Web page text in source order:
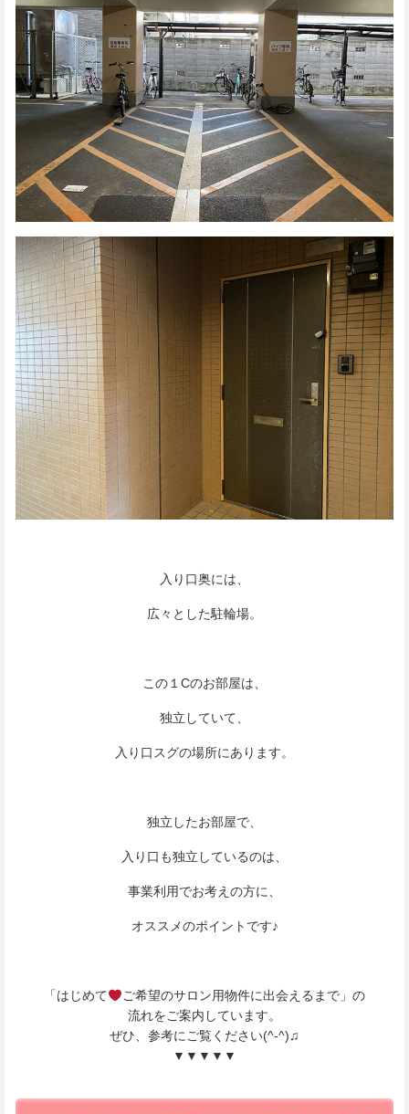
入り口奥には、
広々とした駐輪場。
この１Cのお部屋は、
独立していて、
入り口スグの場所にあります。
独立したお部屋で、
入り口も独立しているのは、
事業利用でお考えの方に、
オススメのポイントです♪
「はじめて
ご希望のサロン用物件に出会えるまで」の
流れをご案内しています。
ぜひ、参考にご覧ください(^-^)♫
▼▼▼▼▼